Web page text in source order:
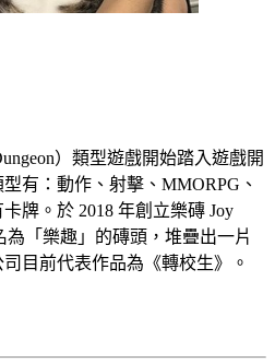
）類型遊戲開始踏入遊戲開
有：動作、射擊、MMORPG、
牌。於 2018 年創立樂磚 Joy
「樂趣」的磚頭，堆疊出一片
目前代表作品為《轉校生》。